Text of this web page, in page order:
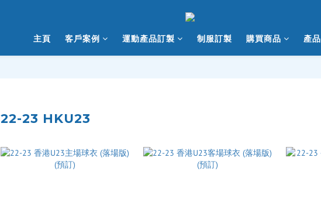
主頁 客戶案例 運動產品訂製 制服訂製 購買商品 產
22-23 HKU23